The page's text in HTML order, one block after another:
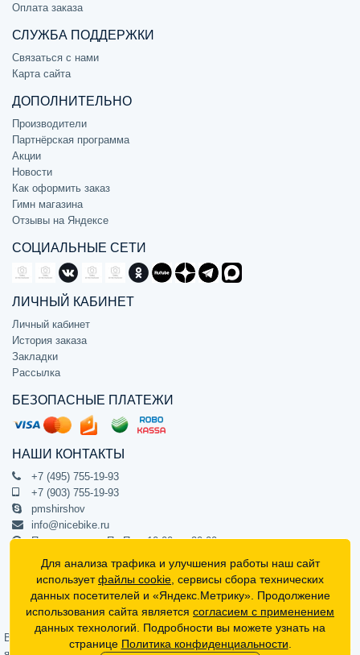
Оплата заказа
СЛУЖБА ПОДДЕРЖКИ
Связаться с нами
Карта сайта
ДОПОЛНИТЕЛЬНО
Производители
Партнёрская программа
Акции
Новости
Как оформить заказ
Гимн магазина
Отзывы на Яндексе
СОЦИАЛЬНЫЕ СЕТИ
ЛИЧНЫЙ КАБИНЕТ
Личный кабинет
История заказа
Закладки
Рассылка
БЕЗОПАСНЫЕ ПЛАТЕЖИ
НАШИ КОНТАКТЫ
+7 (495) 755-19-93
+7 (903) 755-19-93
pmshirshov
info@nicebike.ru
Прием звонков Пн-Пт с 10:00 до 20:00
ПВЗ Пн-Пт с 10:00 до 20:00
г. Москва, ул. Барклая 13с1
подъезд 1, цокольный этаж, офис 1
Официальный интернет-магазин NiceBike © 2012 - 2026
Вся информация на сайте носит ознакомительный характер, не
Для анализа трафика и улучшения работы наш сайт
используетфайлы cookie , сервисы сбора технических
данных посетителей и «Яндекс.Метрику». Продолжение
использования сайта является согласием с применением
данных технологий. Подробности вы можете узнать на
странице Политика конфиденциальности